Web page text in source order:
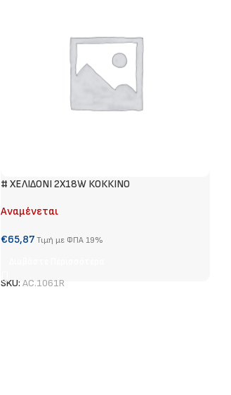
# ΧΕΛΙΔΟΝΙ 2Χ18W ΚΟΚΚΙΝΟ
Αναμένεται
€65,87 Τιμή με ΦΠΑ 19%
SKU: AC.1061R